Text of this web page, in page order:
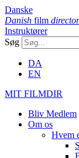
Danske
Danish film
Instruktører
Søg
DA
EN
MIT FILMDIR
Bliv Medlem
Om os
Hvem